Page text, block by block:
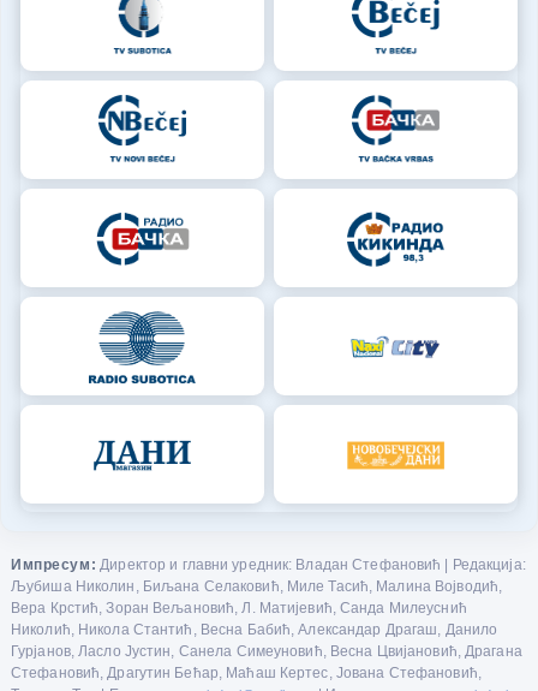
Импресум: Директор и главни уредник: Владан Стефановић | Редакција:
Љубиша Николин, Биљана Селаковић, Миле Тасић, Малина Војводић,
Вера Крстић, Зоран Вељановић, Л. Матијевић, Санда Милеуснић
Николић, Никола Стантић, Весна Бабић, Александар Драгаш, Данило
Гурјанов, Ласло Јустин, Санела Симеуновић, Весна Цвијановић, Драгана
Стефановић, Драгутин Бећар, Маћаш Кертес, Јована Стефановић,